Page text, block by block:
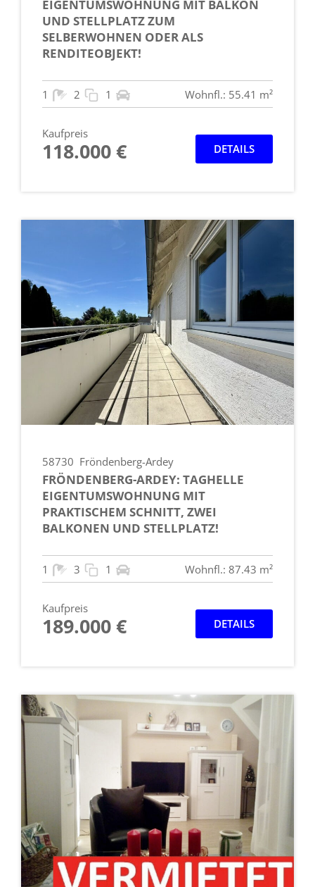
EIGENTUMSWOHNUNG MIT BALKON
UND STELLPLATZ ZUM
SELBERWOHNEN ODER ALS
RENDITEOBJEKT!
1 2 1 Wohnfl.: 55.41 m²
Kaufpreis
118.000 € DETAILS
58730 Fröndenberg-Ardey
FRÖNDENBERG-ARDEY: TAGHELLE
EIGENTUMSWOHNUNG MIT
PRAKTISCHEM SCHNITT, ZWEI
BALKONEN UND STELLPLATZ!
1 3 1 Wohnfl.: 87.43 m²
Kaufpreis
189.000 € DETAILS